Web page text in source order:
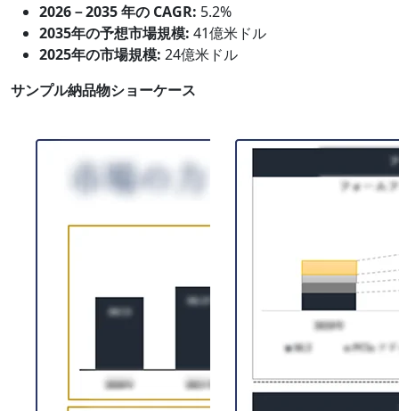
2026－2035 年の CAGR: 5.2%
2035年の予想市場規模: 41億米ドル
2025年の市場規模: 24億米ドル
サンプル納品物ショーケース